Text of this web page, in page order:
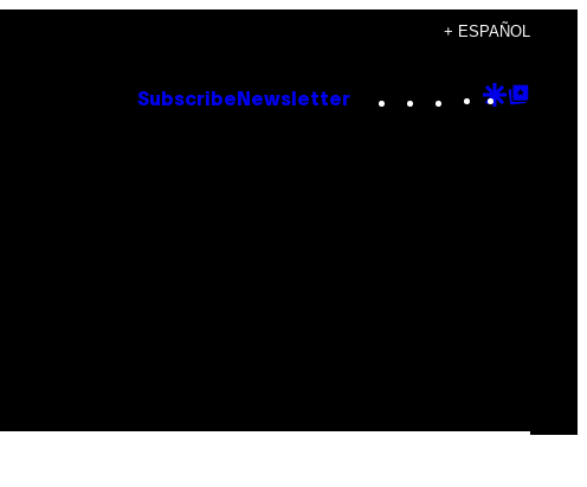
+ ESPAÑOL
Subscribe Newsletter Instagram
TikTok
YouTube
Google